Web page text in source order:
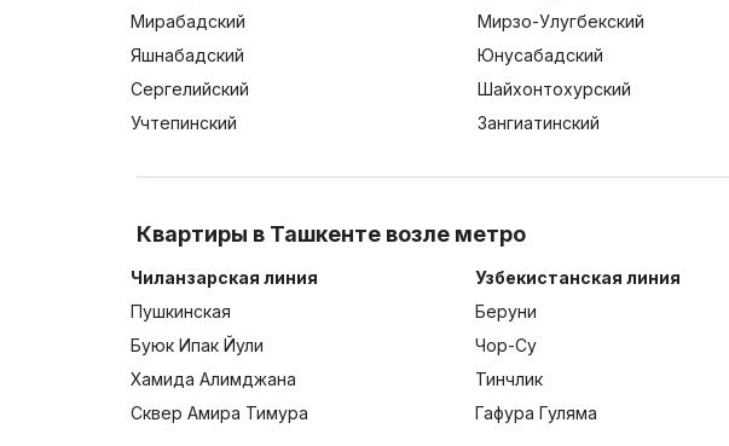
Мирабадский
Мирзо-Улугбекский
Яшнабадский
Юнусабадский
Сергелийский
Шайхонтохурский
Учтепинский
Зангиатинский
Квартиры в Ташкенте возле метро
Чиланзарская линия
Пушкинская
Буюк Ипак Йули
Хамида Алимджана
Сквер Амира Тимура
Узбекистанская линия
Беруни
Чор-Су
Тинчлик
Гафура Гуляма